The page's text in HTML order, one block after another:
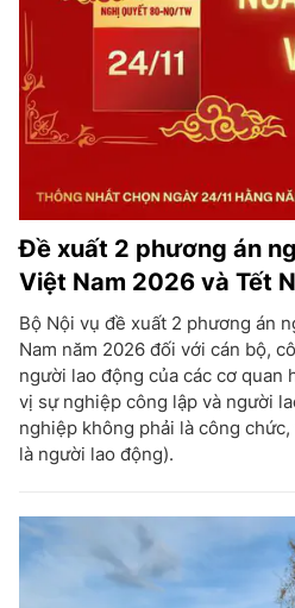
Đề xuất 2 phương án
Việt Nam 2026 và Tết
Bộ Nội vụ đề xuất 2 phương án
Nam năm 2026 đối với cán bộ,
người lao động của các cơ quan
vị sự nghiệp công lập và người
nghiệp không phải là công
là người lao động).